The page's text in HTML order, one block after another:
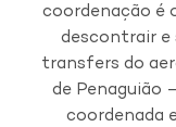
coordenação é
descontrair e
transfers do
de Penaguião
coordenada